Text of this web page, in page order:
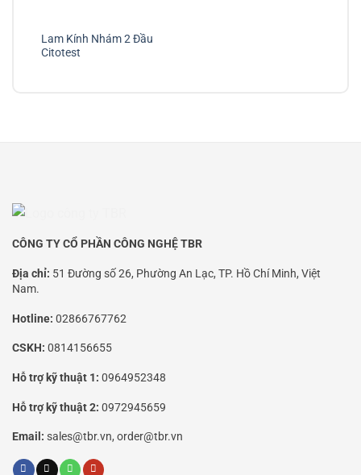
Lam Kính Nhám 2 Đầu
Citotest
CÔNG TY CỔ PHẦN CÔNG NGHỆ TBR
Địa chỉ: 51 Đường số 26, Phường An Lạc, TP. Hồ Chí Minh, Việt
Nam.
Hotline: 02866767762
CSKH: 0814156655
Hỗ trợ kỹ thuật 1: 0964952348
Hỗ trợ kỹ thuật 2: 0972945659
Email: sales@tbr.vn, order@tbr.vn